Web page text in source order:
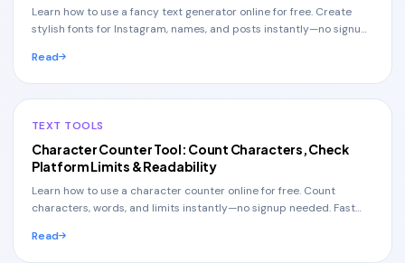
Learn how to use a fancy text generator online for free. Create
stylish fonts for Instagram, names, and posts instantly—no signup
Read
TEXT TOOLS
Character Counter Tool: Count Characters, Check
Platform Limits & Readability
Learn how to use a character counter online for free. Count
characters, words, and limits instantly—no signup needed. Fast
Read